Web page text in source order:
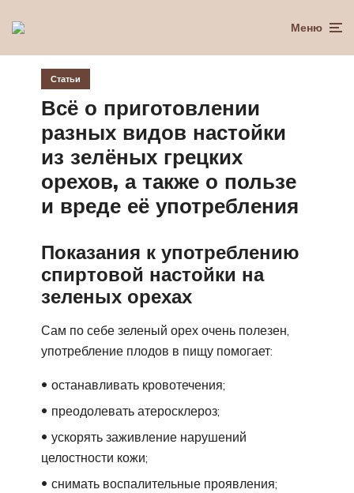
Меню
Статьи
Всё о приготовлении
разных видов настойки
из зелёных грецких
орехов, а также о пользе
и вреде её употребления
Показания к употреблению
спиртовой настойки на
зеленых орехах
Сам по себе зеленый орех очень полезен,
употребление плодов в пищу помогает:
останавливать кровотечения;
преодолевать атеросклероз;
ускорять заживление нарушений
целостности кожи;
снимать воспалительные проявления;